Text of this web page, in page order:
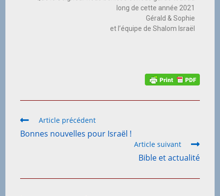
long de cette année 2021
Gérald & Sophie
et l’équipe de Shalom Israël
Article précédent
Bonnes nouvelles pour Israël !
Article suivant
Bible et actualité